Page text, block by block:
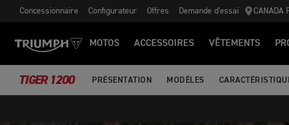
Concessionnaire Configurateur Offres Demande d'essai CANADA
MOTOS ACCESSOIRES VÊTEMENTS
TIGER 1200 PRÉSENTATION MODÈLES